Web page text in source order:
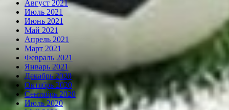
Август 2021
Июль 2021
Июнь 2021
Май 2021
Апрель 2021
Март 2021
Февраль 2021
Январь 2021
Декабрь 2020
Октябрь 2020
Сентябрь 2020
Июль 2020